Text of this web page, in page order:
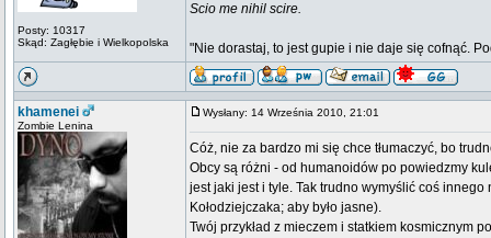
Posty: 10317
Skąd: Zagłębie i Wielkopolska
Scio me nihil scire.
"Nie dorastaj, to jest gupie i nie daje się cofnąć.
khamenei
Zombie Lenina
Wysłany: 14 Września 2010, 21:01
Cóż, nie za bardzo mi się chce tłumaczyć, bo
Obcy są różni - od humanoidów po powiedzmy
jest jaki jest i tyle. Tak trudno wymyślić coś
Kołodziejczaka; aby było jasne).
Twój przykład z mieczem i statkiem kosmicznym